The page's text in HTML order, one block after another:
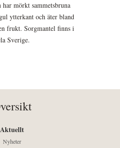
mörkt sammetsbruna
ytterkant och äter bland
frukt. Sorgmantel finns i
Sverige.
Aktuellt
Nyheter